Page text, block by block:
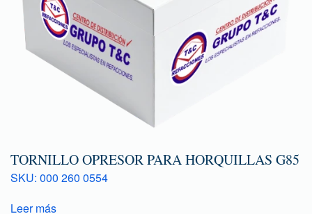
TORNILLO OPRESOR PARA HORQUILLAS G85
SKU: 000 260 0554
Leer más